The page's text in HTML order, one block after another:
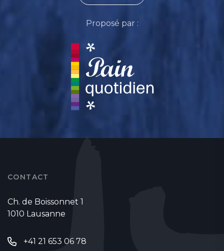
Proposé par :
CONTACT
Ch. de Boissonnet 1
1010 Lausanne
+41 21 653 06 78